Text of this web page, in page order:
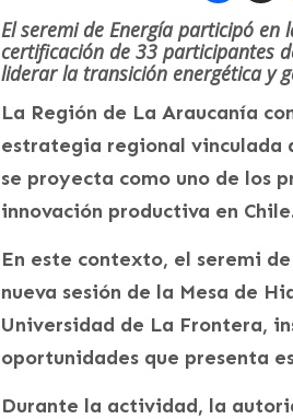
El seremi de Energía participó en
certificación de 33 participantes
liderar la transición energética y
La Región de La Araucanía
estrategia regional vinculada
se proyecta como uno de los
innovación productiva en
En este contexto, el seremi
nueva sesión de la Mesa de
Universidad de La Frontera,
oportunidades que presenta
Durante la actividad, la